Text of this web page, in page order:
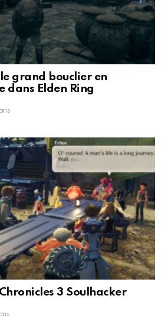
grand bouclier en
dans Elden Ring
3 Soulhacker